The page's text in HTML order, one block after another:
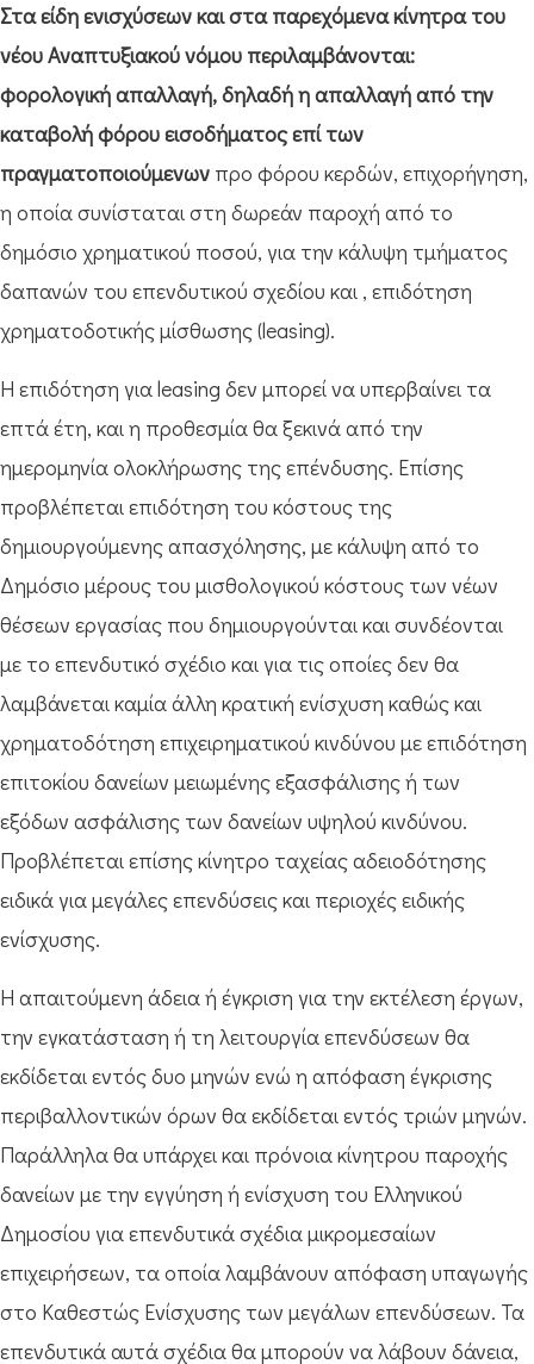
Στα είδη ενισχύσεων και στα παρεχόμενα κίνητρα του
νέου Αναπτυξιακού νόμου περιλαμβάνονται:
φορολογική απαλλαγή, δηλαδή η απαλλαγή από την
καταβολή φόρου εισοδήματος επί των
πραγματοποιούμενων προ φόρου κερδών, επιχορήγηση,
η οποία συνίσταται στη δωρεάν παροχή από το
δημόσιο χρηματικού ποσού, για την κάλυψη τμήματος
δαπανών του επενδυτικού σχεδίου και , επιδότηση
χρηματοδοτικής μίσθωσης (leasing).
Η επιδότηση για leasing δεν μπορεί να υπερβαίνει τα
επτά έτη, και η προθεσμία θα ξεκινά από την
ημερομηνία ολοκλήρωσης της επένδυσης. Επίσης
προβλέπεται επιδότηση του κόστους της
δημιουργούμενης απασχόλησης, με κάλυψη από το
Δημόσιο μέρους του μισθολογικού κόστους των νέων
θέσεων εργασίας που δημιουργούνται και συνδέονται
με το επενδυτικό σχέδιο και για τις οποίες δεν θα
λαμβάνεται καμία άλλη κρατική ενίσχυση καθώς και
χρηματοδότηση επιχειρηματικού κινδύνου με επιδότηση
επιτοκίου δανείων μειωμένης εξασφάλισης ή των
εξόδων ασφάλισης των δανείων υψηλού κινδύνου.
Προβλέπεται επίσης κίνητρο ταχείας αδειοδότησης
ειδικά για μεγάλες επενδύσεις και περιοχές ειδικής
ενίσχυσης.
Η απαιτούμενη άδεια ή έγκριση για την εκτέλεση έργων,
την εγκατάσταση ή τη λειτουργία επενδύσεων θα
εκδίδεται εντός δυο μηνών ενώ η απόφαση έγκρισης
περιβαλλοντικών όρων θα εκδίδεται εντός τριών μηνών.
Παράλληλα θα υπάρχει και πρόνοια κίνητρου παροχής
δανείων με την εγγύηση ή ενίσχυση του Ελληνικού
Δημοσίου για επενδυτικά σχέδια μικρομεσαίων
επιχειρήσεων, τα οποία λαμβάνουν απόφαση υπαγωγής
στο Καθεστώς Ενίσχυσης των μεγάλων επενδύσεων. Τα
επενδυτικά αυτά σχέδια θα μπορούν να λάβουν δάνεια,